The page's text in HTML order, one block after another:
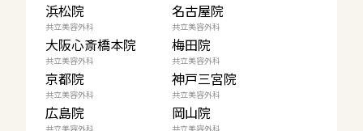
浜松院 名古屋院
共立美容外科
大阪心斎橋本院
共立美容外科
梅田院
共立美容外科
京都院
共立美容外科
神戸三宮院
共立美容外科
広島院
共立美容外科
岡山院
共立美容外科 共立美容外科